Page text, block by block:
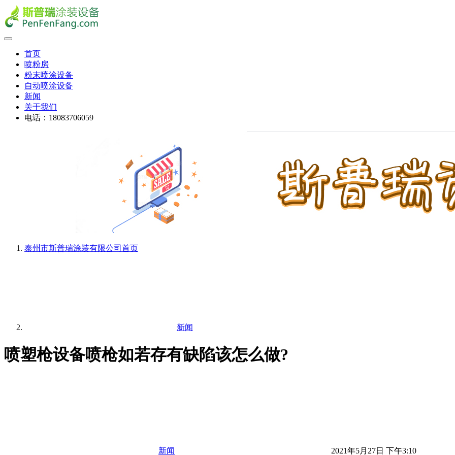
首页
喷粉房
粉末喷涂设备
自动喷涂设备
新闻
关于我们
电话：18083706059
泰州市斯普瑞涂装有限公司 首页
新闻
喷塑枪设备喷枪如若存有缺陷该怎么做?
新闻 2021年5月27日 下午3:10